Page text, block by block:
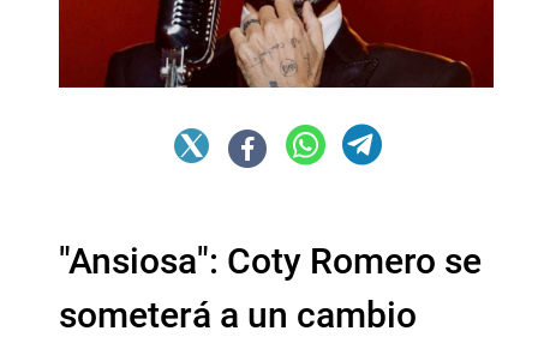
"Ansiosa": Coty Romero se
someterá a un cambio